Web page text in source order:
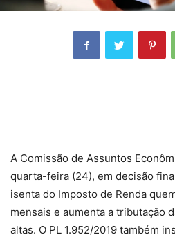
A Comissão de Assuntos
quarta-feira (24), em decisão
isenta do Imposto de Renda
mensais e aumenta a tributação
altas. O PL 1.952/2019 também